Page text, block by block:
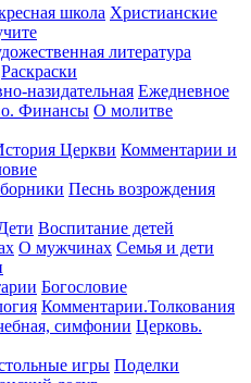
школа Христианские
литература
Раскраски
назидательная Ежедневное
Финансы О молитве
Церкви Комментарии и
Песнь возрождения
Воспитание детей
О мужчинах Семья и дети
Богословие
Комментарии.Толкования
симфонии Церковь.
игры Поделки